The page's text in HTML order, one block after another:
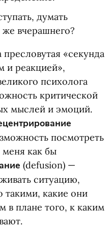
думать
вчерашнего?
«секунда
и реакцией»,
психолога
критической
мыслей и эмоций.
посмотреть
как бы
(defusion) —
ситуацию,
какие они
в плане того, к каким